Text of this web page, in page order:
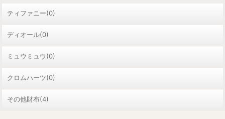
ティファニー(0)
ディオール(0)
ミュウミュウ(0)
クロムハーツ(0)
その他財布(4)